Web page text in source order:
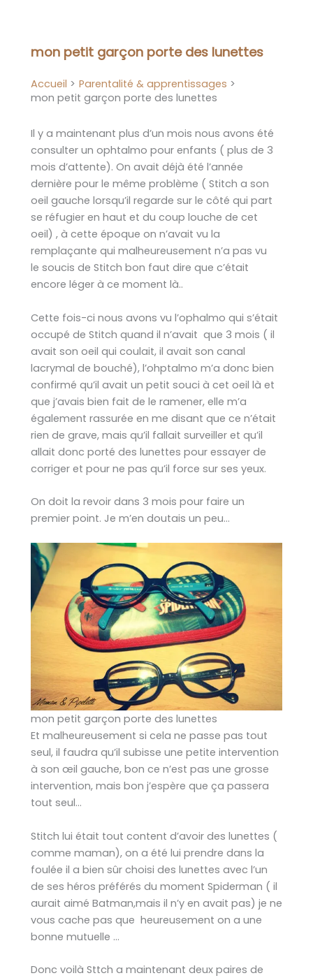
mon petit garçon porte des lunettes
Accueil
Parentalité & apprentissages
mon petit garçon porte des lunettes
Il y a maintenant plus d’un mois nous avons été
consulter un ophtalmo pour enfants ( plus de 3
mois d’attente). On avait déjà été l’année
dernière pour le même problème ( Stitch a son
oeil gauche lorsqu’il regarde sur le côté qui part
se réfugier en haut et du coup louche de cet
oeil) , à cette époque on n’avait vu la
remplaçante qui malheureusement n’a pas vu
le soucis de Stitch bon faut dire que c’était
encore léger à ce moment là..
Cette fois-ci nous avons vu l’ophalmo qui s’était
occupé de Stitch quand il n’avait que 3 mois ( il
avait son oeil qui coulait, il avait son canal
lacrymal de bouché), l’ohptalmo m’a donc bien
confirmé qu’il avait un petit souci à cet oeil là et
que j’avais bien fait de le ramener, elle m’a
également rassurée en me disant que ce n’était
rien de grave, mais qu’il fallait surveiller et qu’il
allait donc porté des lunettes pour essayer de
corriger et pour ne pas qu’il force sur ses yeux.
On doit la revoir dans 3 mois pour faire un
premier point. Je m’en doutais un peu…
mon petit garçon porte des lunettes
Et malheureusement si cela ne passe pas tout
seul, il faudra qu’il subisse une petite intervention
à son œil gauche, bon ce n’est pas une grosse
intervention, mais bon j’espère que ça passera
tout seul…
Stitch lui était tout content d’avoir des lunettes (
comme maman), on a été lui prendre dans la
foulée il a bien sûr choisi des lunettes avec l’un
de ses héros préférés du moment Spiderman ( il
aurait aimé Batman,mais il n’y en avait pas) je ne
vous cache pas que heureusement on a une
bonne mutuelle …
Donc voilà Sttch a maintenant deux paires de